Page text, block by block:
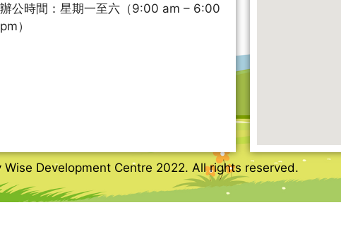
辦公時間：星期一至六（9:00 am – 6:00
pm）
Wise Development Centre 2022. All rights reserved.